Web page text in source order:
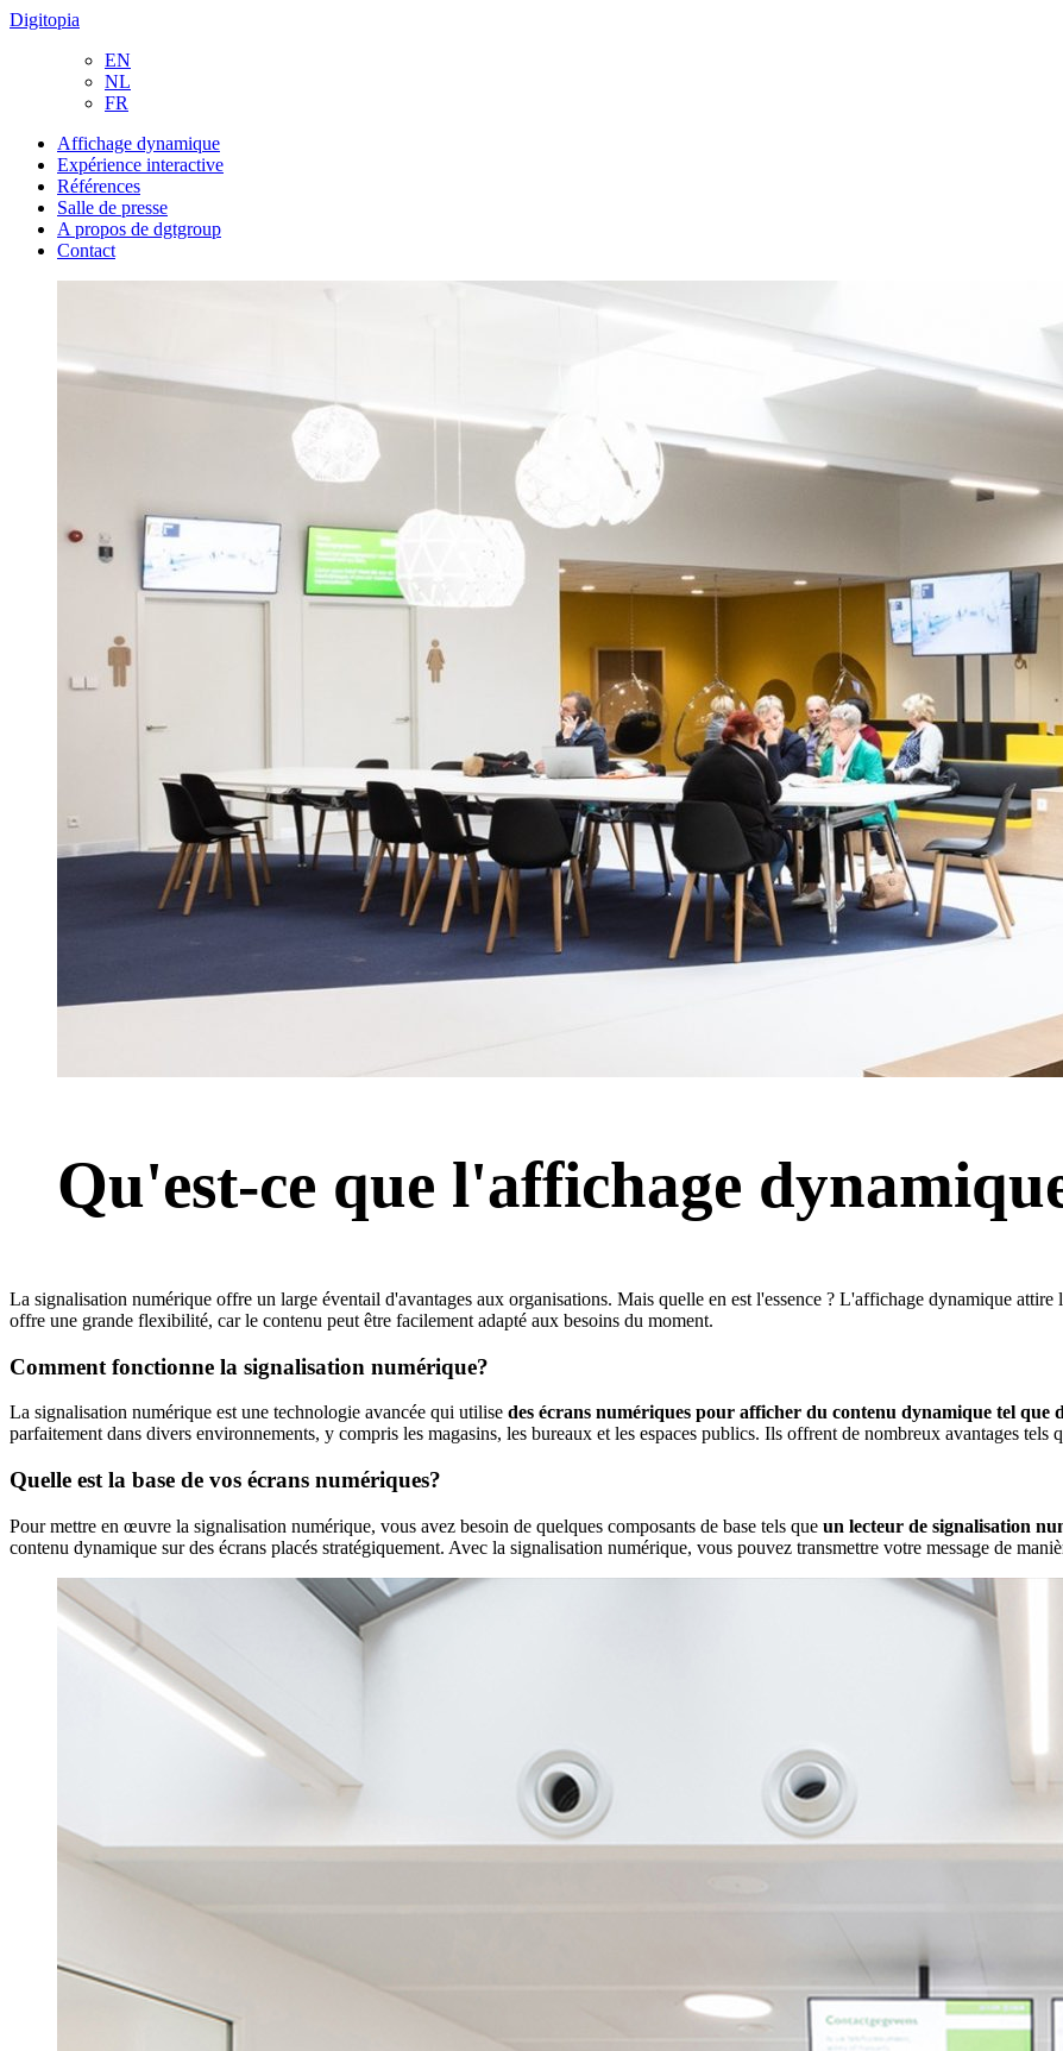
Digitopia
EN
NL
FR
Affichage dynamique
Expérience interactive
Références
Salle de presse
A propos de dgtgroup
Contact
Qu'est-ce que l'affichage
La signalisation numérique offre un large éventail d'avantages aux organisations. Mais quelle en est l'essence ? L'affichage dynamique
offre une grande flexibilité, car le contenu peut être facilement adapté aux besoins du moment.
Comment fonctionne la signalisation numérique?
La signalisation numérique est une technologie avancée qui utilise des écrans numériques pour afficher du contenu dynamique tel que
parfaitement dans divers environnements, y compris les magasins, les bureaux et les espaces publics. Ils offrent de nombreux avantages
Quelle est la base de vos écrans numériques?
Pour mettre en œuvre la signalisation numérique, vous avez besoin de quelques composants de base tels que un lecteur de signalisation
contenu dynamique sur des écrans placés stratégiquement. Avec la signalisation numérique, vous pouvez transmettre votre message de